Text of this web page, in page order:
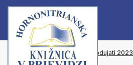
Hlavná stránka Z našich podujatí 2023